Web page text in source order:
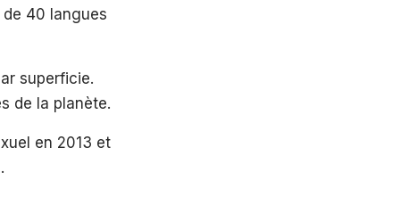
40 langues
superficie.
de la planète.
en 2013 et